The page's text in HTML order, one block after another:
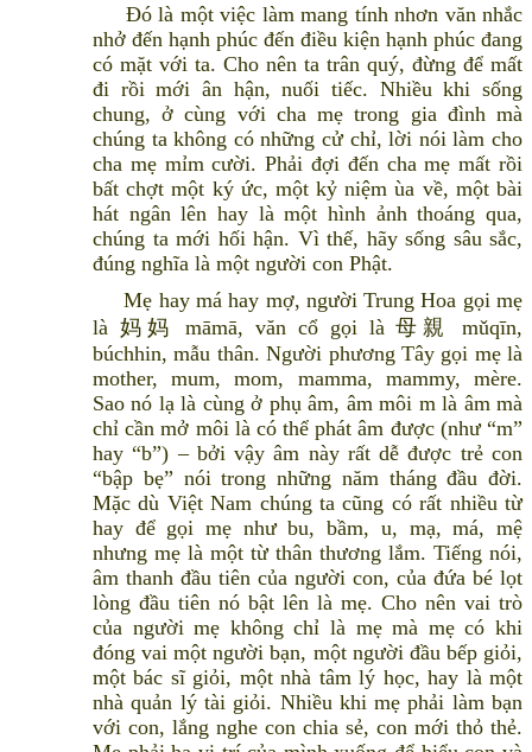
Đó là một việc làm mang tính nhơn văn nhắc
nhở đến hạnh phúc đến điều kiện hạnh phúc đang
có mặt với ta. Cho nên ta trân quý, đừng để mất
đi rồi mới ân hận, nuối tiếc. Nhiều khi sống
chung, ở cùng với cha mẹ trong gia đình mà
chúng ta không có những cử chỉ, lời nói làm cho
cha mẹ mỉm cười. Phải đợi đến cha mẹ mất rồi
bất chợt một ký ức, một kỷ niệm ùa về, một bài
hát ngân lên hay là một hình ảnh thoáng qua,
chúng ta mới hối hận. Vì thế, hãy sống sâu sắc,
đúng nghĩa là một người con Phật.
Mẹ hay má hay mợ, người Trung Hoa gọi mẹ
là 妈妈 māmā, văn cổ gọi là 母親 mǔqīn,
búchhin, mẫu thân. Người phương Tây gọi mẹ là
mother, mum, mom, mamma, mammy, mère.
Sao nó lạ là cùng ở phụ âm, âm môi m là âm mà
chỉ cần mở môi là có thể phát âm được (như “m”
hay “b”) – bởi vậy âm này rất dễ được trẻ con
“bập bẹ” nói trong những năm tháng đầu đời.
Mặc dù Việt Nam chúng ta cũng có rất nhiều từ
hay để gọi mẹ như bu, bầm, u, mạ, má, mệ
nhưng mẹ là một từ thân thương lắm. Tiếng nói,
âm thanh đầu tiên của người con, của đứa bé lọt
lòng đầu tiên nó bật lên là mẹ. Cho nên vai trò
của người mẹ không chỉ là mẹ mà mẹ có khi
đóng vai một người bạn, một người đầu bếp giỏi,
một bác sĩ giỏi, một nhà tâm lý học, hay là một
nhà quản lý tài giỏi. Nhiều khi mẹ phải làm bạn
với con, lắng nghe con chia sẻ, con mới thỏ thẻ.